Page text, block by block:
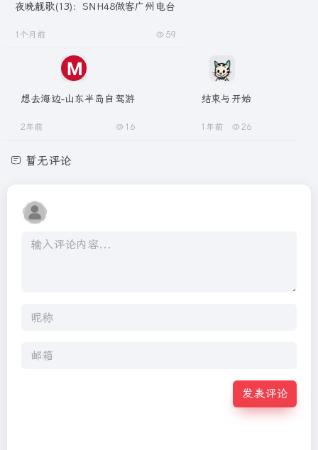
夜晚靓歌(13)：SNH48做客广州电台
1个月前 59
想去海边-山东半岛自驾游
2年前 16
结束与开始
1年前 26
暂无评论
发表评论